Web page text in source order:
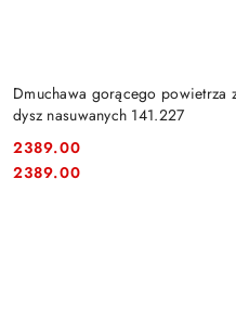
Dmuchawa gorącego powietrza
dysz nasuwanych 141.227
Cena:
2389.00
Cena:
2389.00